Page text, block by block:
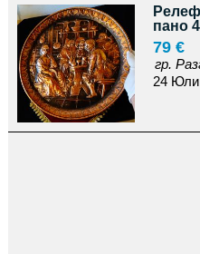
пано
79 €
гр.
24 Юли